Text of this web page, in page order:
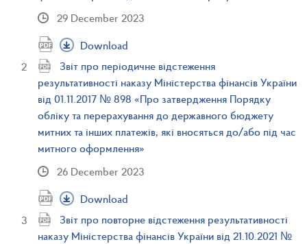
29 December 2023
Download
Звіт про періодичне відстеження
результативності наказу Міністерства фінансів України
від 01.11.2017 № 898 «Про затвердження Порядку
обліку та перерахування до державного бюджету
митних та інших платежів, які вносяться до/або під час
митного оформлення»
26 December 2023
Download
Звіт про повторне відстеження результативності
наказу Міністерства фінансів України від 21.10.2021 №